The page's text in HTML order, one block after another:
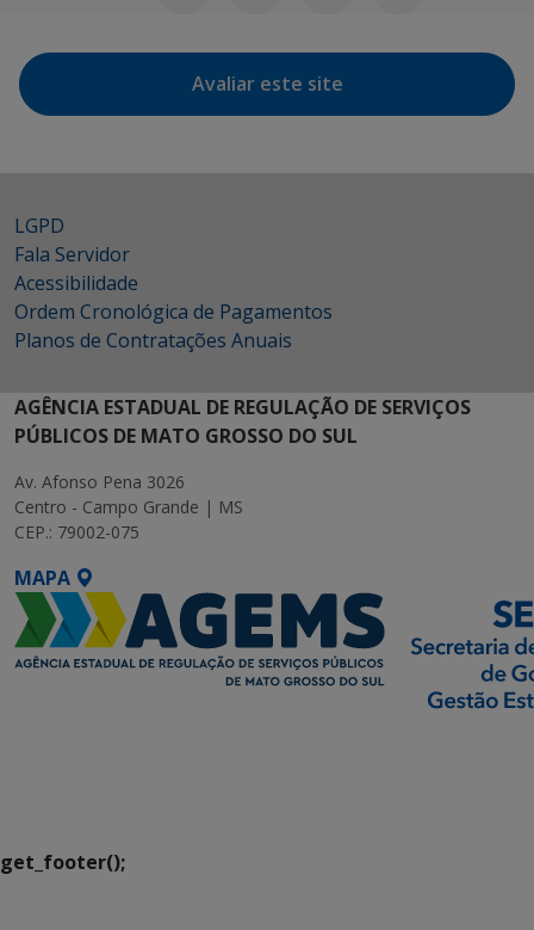
Avaliar este site
LGPD
Fala Servidor
Acessibilidade
Ordem Cronológica de Pagamentos
Planos de Contratações Anuais
AGÊNCIA ESTADUAL DE REGULAÇÃO DE SERVIÇOS
PÚBLICOS DE MATO GROSSO DO SUL
Av. Afonso Pena 3026
Centro - Campo Grande | MS
CEP.: 79002-075
MAPA
get_footer();